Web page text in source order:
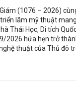
(1076 – 2026)
lãm mỹ thuật
Thái Học, Di tích
2026 hứa hẹn trở
thuật của Thủ đô